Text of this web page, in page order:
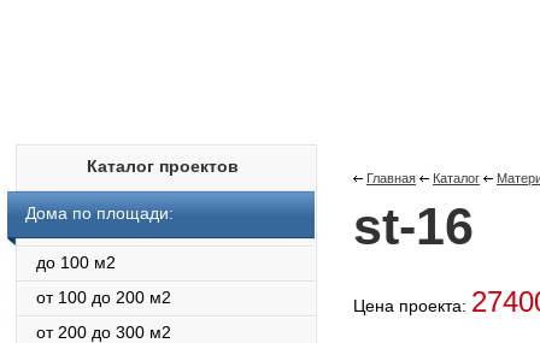
Каталог проектов
Дома по площади:
до 100 м2
от 100 до 200 м2
от 200 до 300 м2
Главная Каталог
st-16
Цена проекта: